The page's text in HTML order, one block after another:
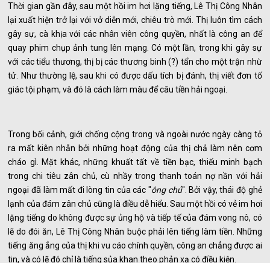
Thời gian gần đây, sau một hồi im hơi lặng tiếng, Lê Thị Công Nhân
lại xuất hiện trở lại với vở diễn mới, chiêu trò mới. Thị luôn tìm cách
gây sự, cà khịa với các nhân viên công quyền, nhất là công an để
quay phim chụp ảnh tung lên mạng. Có một lần, trong khi gây sự
với các tiểu thương, thị bị các thương binh (?) tẩn cho một trận nhừ
tử. Như thường lệ, sau khi có được dấu tích bị đánh, thị viết đơn tố
giác tội phạm, và đó là cách làm màu để câu tiền hải ngoại.
Trong bối cảnh, giới chống cộng trong và ngoài nước ngày càng tỏ
ra mất kiên nhẫn bởi những hoạt động của thị chả làm nên cơm
cháo gì. Mặt khác, những khuất tất về tiền bạc, thiếu minh bạch
trong chi tiêu zân chủ, cù nhầy trong thanh toán nợ nần với hải
ngoại đã làm mất đi lòng tin của các "ông chủ". Bởi vậy, thái độ ghẻ
lạnh của đám zân chủ cũng là điều dễ hiểu. Sau một hồi có vẻ im hơi
lặng tiếng do không được sự ủng hộ và tiếp tế của đám vong nô, có
lẽ do đói ăn, Lê Thị Công Nhân buộc phải lên tiếng làm tiền. Những
tiếng ăng ẳng của thị khi vu cáo chính quyền, công an chẳng được ai
tin, và có lẽ đó chỉ là tiếng sủa khan theo phản xạ có điều kiện.